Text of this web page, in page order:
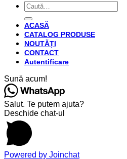
Caută
după:
ACASĂ
CATALOG PRODUSE
NOUTĂȚI
CONTACT
Autentificare
Sună acum!
Salut. Te putem ajuta?
Deschide chat-ul
Powered by Joinchat